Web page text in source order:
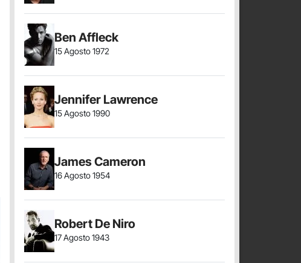
Ben Affleck
15 Agosto 1972
Jennifer Lawrence
15 Agosto 1990
James Cameron
16 Agosto 1954
Robert De Niro
17 Agosto 1943